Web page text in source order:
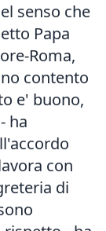
senso che
Papa
Roma,
contento
e' buono,
ha
con
di